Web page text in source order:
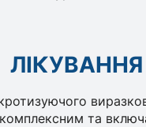
ЛІКУВАННЯ
та